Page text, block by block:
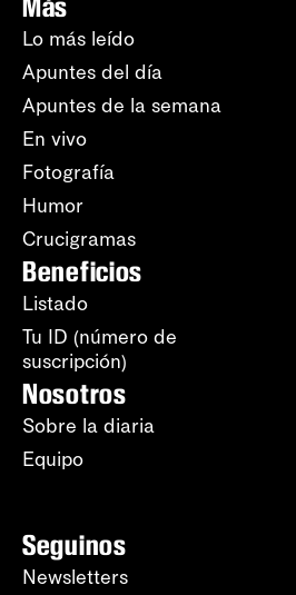
Lo más leído
Apuntes del día
Apuntes de la semana
En vivo
Fotografía
Humor
Crucigramas
Beneficios
Listado
Tu ID (número de
suscripción)
Nosotros
Sobre la diaria
Equipo
Seguinos
Newsletters